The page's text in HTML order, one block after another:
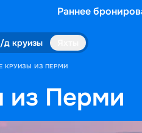
Раннее
круизы
КРУИЗЫ ИЗ ПЕРМИ
из Перми